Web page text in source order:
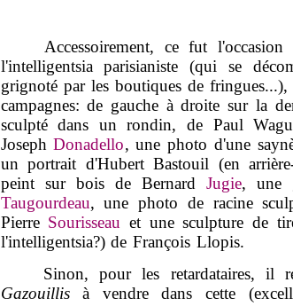
Accessoirement, ce fut
l'intelligentsia parisianiste (qui se
grignoté par les boutiques de
campagnes: de gauche à droite sur la
sculpté dans un rondin, de Paul
Joseph Donadello, une photo d'une
un portrait d'Hubert Bastouil (en
peint sur bois de Bernard Jugie, une
Taugourdeau, une photo de racine
PierreSourisseau et une sculpture de
l'intelligentsia?) de François Llopis.
Sinon, pour les retardataires, il
Gazouillisà vendre dans cette